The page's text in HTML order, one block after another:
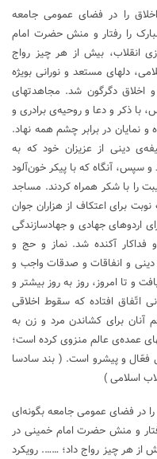
را در فضای عمومی جامعه
را رفتار و منش حضرت امام
انقلاب، بیش ‌از هر چیز رواج
دلهای مستعد و نورانی بویژه
اخلاق دگرگون شد. مجاهدتهای
با ذکر و دعا و روحیه‌ی برادری و
و نمایان در برابر چشم همه نهاد.
دینی از عزیزان خود که به
سپس، آنگاه که با پیکر خون‌آلود
را با شکر همراه کردند. مساجد
برای اعتکاف از هزاران جوان
اردوهای جهادی و جهادسازندگی
فداکار آکنده شد. نماز و حج و
دینی و انفاقات و صدقات واجب و
و تا امروز، روز به روز بیشتر و
اتّفاق افتاده که سقوط اخلاقی
آنان برای کشاندن مرد و زن به
عمده‌ی عالم منزوی کرده است؛
فعّال و پیشرو است. ( بند سادسا
اسلامی )
در فضای عمومی جامعه بگونه‌ای
و منش حضرت امام خمینی در
‌از هر چیز رواج داد؛ ……. رویکرد